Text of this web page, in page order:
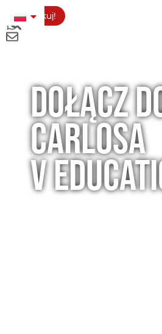
Aplikuj!
DOŁĄCZ
CARLOSA
V